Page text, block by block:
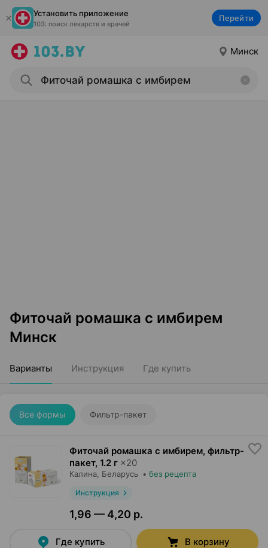
Установить приложение
103: поиск лекарств и врачей
Перейти
Минск
Фиточай ромашка с имбирем
Минск
Варианты Инструкция Где купить
Все формы Фильтр-пакет
Фиточай ромашка с имбирем, фильтр-
пакет, 1.2 г ×20
Калина , Беларусь • без рецепта
Инструкция
1,96 — 4,20 р.
Где купить В корзину